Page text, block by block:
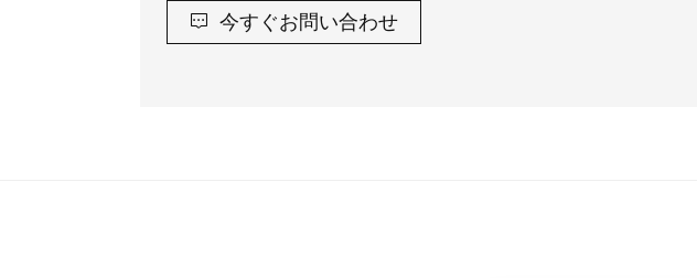
今すぐお問い合わせ